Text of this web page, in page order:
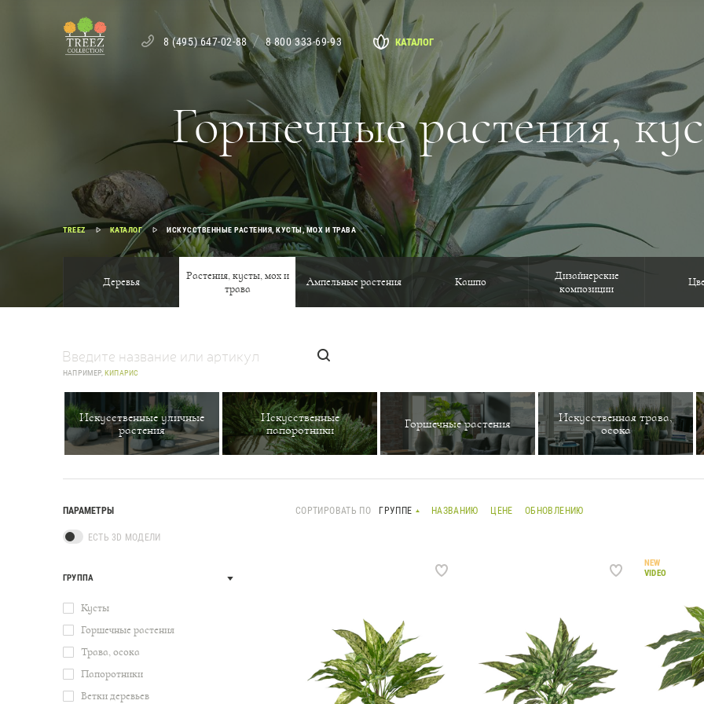
8 (495) 647-02-88 8 800 333-69-93 КАТАЛОГ
Горшечные растения,
TREEZ КАТАЛОГ ИСКУССТВЕННЫЕ РАСТЕНИЯ, КУСТЫ, МОХ И ТРАВА
Деревья
Растения, кусты, мох и
трава
Ампельные растения Кашпо
Дизайнерские
композиции
НАПРИМЕР,КИПАРИС
Искусственные уличные
растения
Искусственные
папоротники
Горшечные растения
Искусственная трава,
осока
ПАРАМЕТРЫ
ЕСТЬ 3D МОДЕЛИ
ГРУППА
Кусты
Горшечные растения
Трава, осока
Папоротники
Ветки деревьев
СОРТИРОВАТЬ ПО ГРУППЕ НАЗВАНИЮ ЦЕНЕ ОБНОВЛЕНИЮ
NEW
VIDEO